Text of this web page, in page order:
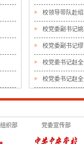
校领导带队赴
校党委副书记
校党委副书记
校党委书记赵
校党委书记赵
织部 党委宣传部